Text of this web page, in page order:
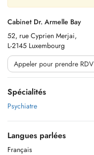
Cabinet Dr. Armelle Bay
52, rue Cyprien Merjai,
L-2145 Luxembourg
Appeler pour prendre RDV
Spécialités
Psychiatre
Langues parlées
Français